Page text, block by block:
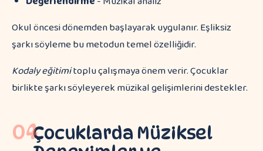
Okul öncesi dönemden başlayarak uygulanır. Eşliksiz
şarkı söyleme bu metodun temel özelliğidir.
Kodaly eğitimitoplu çalışmaya önem verir. Çocuklar
birlikte şarkı söyleyerek müzikal gelişimlerini destekler.
04Çocuklarda Müziksel